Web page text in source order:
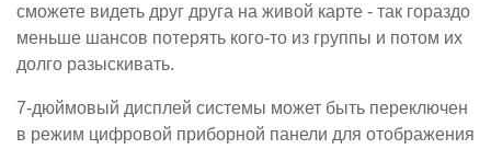
сможете видеть друг друга на живой карте - так гораздо
меньше шансов потерять кого-то из группы и потом их
долго разыскивать.
7-дюймовый дисплей системы может быть переключен
в режим цифровой приборной панели для отображения